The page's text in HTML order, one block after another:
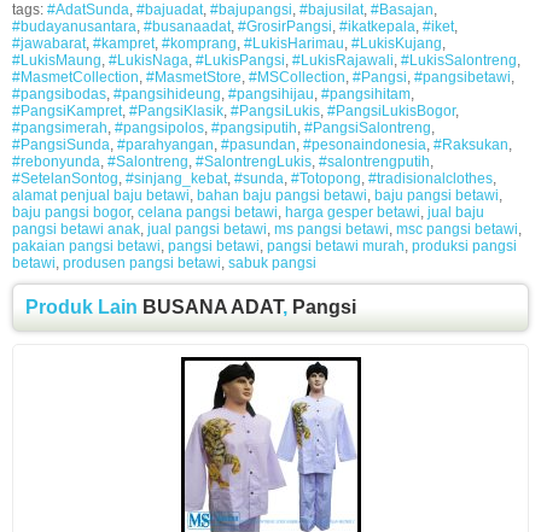
tags: #AdatSunda, #bajuadat, #bajupangsi, #bajusilat, #Basajan,
#budayanusantara, #busanaadat, #GrosirPangsi, #ikatkepala, #iket,
#jawabarat, #kampret, #komprang, #LukisHarimau, #LukisKujang,
#LukisMaung, #LukisNaga, #LukisPangsi, #LukisRajawali, #LukisSalontreng,
#MasmetCollection, #MasmetStore, #MSCollection, #Pangsi, #pangsibetawi,
#pangsibodas, #pangsihideung, #pangsihijau, #pangsihitam,
#PangsiKampret, #PangsiKlasik, #PangsiLukis, #PangsiLukisBogor,
#pangsimerah, #pangsipolos, #pangsiputih, #PangsiSalontreng,
#PangsiSunda, #parahyangan, #pasundan, #pesonaindonesia, #Raksukan,
#rebonyunda, #Salontreng, #SalontrengLukis, #salontrengputih,
#SetelanSontog, #sinjang_kebat, #sunda, #Totopong, #tradisionalclothes,
alamat penjual baju betawi, bahan baju pangsi betawi, baju pangsi betawi,
baju pangsi bogor, celana pangsi betawi, harga gesper betawi, jual baju
pangsi betawi anak, jual pangsi betawi, ms pangsi betawi, msc pangsi betawi,
pakaian pangsi betawi, pangsi betawi, pangsi betawi murah, produksi pangsi
betawi, produsen pangsi betawi, sabuk pangsi
Produk Lain BUSANA ADAT, Pangsi